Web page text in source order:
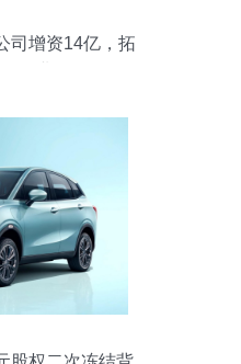
司增资14亿，拓